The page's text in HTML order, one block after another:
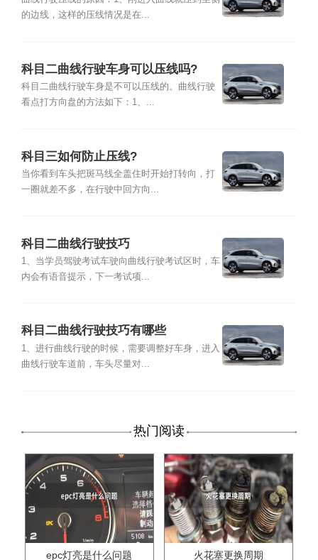
的边线，这样的压线情况是在...
科目二曲线行驶车身可以压线吗?
科目二曲线行驶车身是不可以压线的。曲线行驶
看点打方向盘的方法如下：1、...
科目三如何防止压线?
当你看到车头把斑马线全盖住时开始打转向，打
一圈就差不多，在行驶中回方向...
科目二曲线行驶技巧
1、当学员驾驶考试车驶向曲线行驶考试区时，车
内会有语音提示，下一考试项...
科目二曲线行驶技巧有哪些
1、进行曲线行驶的时候，需要调整好车身，进入
曲线行驶车道前，车头尽量对...
热门阅读
epc灯亮是什么问题 火花塞更换周期